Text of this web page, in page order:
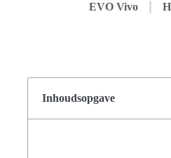
EVO Vivo
Inhoudsopgave